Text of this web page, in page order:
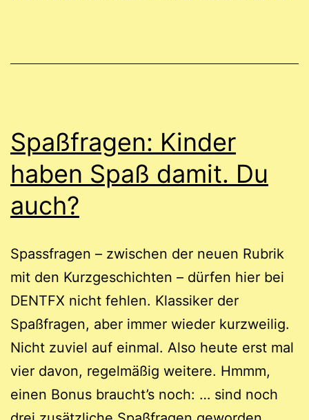
Spaßfragen: Kinder
haben Spaß damit. Du
auch?
Spassfragen – zwischen der neuen Rubrik
mit den Kurzgeschichten – dürfen hier bei
DENTFX nicht fehlen. Klassiker der
Spaßfragen, aber immer wieder kurzweilig.
Nicht zuviel auf einmal. Also heute erst mal
vier davon, regelmäßig weitere. Hmmm,
einen Bonus braucht’s noch: … sind noch